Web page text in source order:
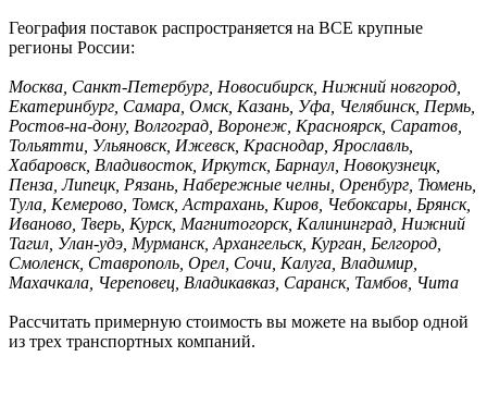
География поставок распространяется на ВСЕ крупные
регионы России:
Москва, Санкт-Петербург, Новосибирск, Нижний новгород,
Екатеринбург, Самара, Омск, Казань, Уфа, Челябинск, Пермь,
Ростов-на-дону, Волгоград, Воронеж, Красноярск, Саратов,
Тольятти, Ульяновск, Ижевск, Краснодар, Ярославль,
Хабаровск, Владивосток, Иркутск, Барнаул, Новокузнецк,
Пенза, Липецк, Рязань, Набережные челны, Оренбург, Тюмень,
Тула, Кемерово, Томск, Астрахань, Киров, Чебоксары, Брянск,
Иваново, Тверь, Курск, Магнитогорск, Калининград, Нижний
Тагил, Улан-удэ, Мурманск, Архангельск, Курган, Белгород,
Смоленск, Ставрополь, Орел, Сочи, Калуга, Владимир,
Махачкала, Череповец, Владикавказ, Саранск, Тамбов, Чита
Рассчитать примерную стоимость вы можете на выбор одной
из трех транспортных компаний.